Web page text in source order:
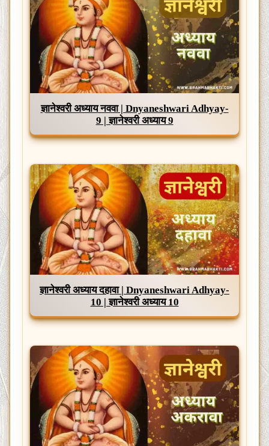
ज्ञानेश्वरी अध्याय नववा | Dnyaneshwari Adhyay-
9 | ज्ञानेश्वरी अध्याय 9
ज्ञानेश्वरी अध्याय दहावा | Dnyaneshwari Adhyay-
10 | ज्ञानेश्वरी अध्याय 10